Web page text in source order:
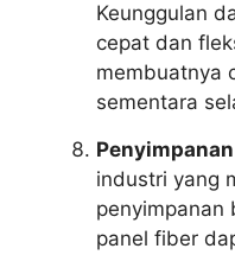
Keunggulan
cepat dan
membuatnya
sementara
industri yang
penyimpanan
panel fiber